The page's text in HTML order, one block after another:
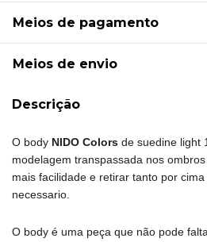
Meios de pagamento
Meios de envio
Descrição
O body NIDO Colors de suedine light
modelagem transpassada nos
mais facilidade e retirar tanto por
necessario.
O body é uma peça que não pode